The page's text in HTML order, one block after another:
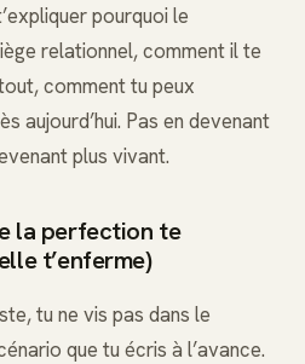
pourquoi le
relationnel, comment il te
comment tu peux
aujourd’hui. Pas en devenant
plus vivant.
la perfection te
t’enferme)
tu ne vis pas dans le
que tu écris à l’avance.